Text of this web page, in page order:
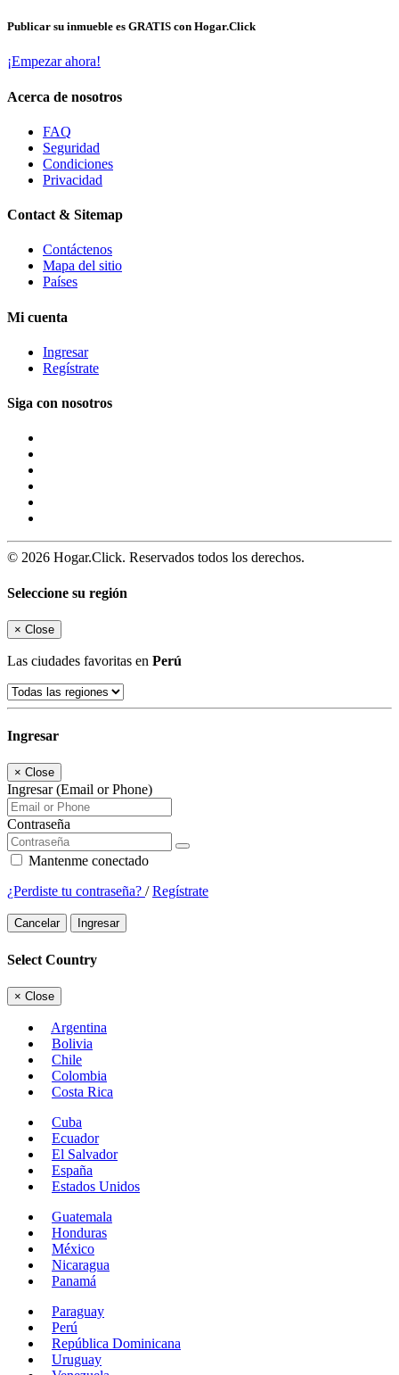
Publicar su inmueble es GRATIS con Hogar.Click
¡Empezar ahora!
Acerca de nosotros
FAQ
Seguridad
Condiciones
Privacidad
Contact & Sitemap
Contáctenos
Mapa del sitio
Países
Mi cuenta
Ingresar
Regístrate
Siga con nosotros
© 2026 Hogar.Click. Reservados todos los derechos.
Seleccione su región
× Close
Las ciudades favoritas en Perú
Ingresar
× Close
Ingresar (Email or Phone)
Contraseña
Mantenme conectado
¿Perdiste tu contraseña? /Regístrate
Cancelar Ingresar
Select Country
× Close
Argentina
Bolivia
Chile
Colombia
Costa Rica
Cuba
Ecuador
El Salvador
España
Estados Unidos
Guatemala
Honduras
México
Nicaragua
Panamá
Paraguay
Perú
República Dominicana
Uruguay